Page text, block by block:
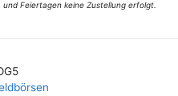
Feiertagen keine Zustellung erfolgt.